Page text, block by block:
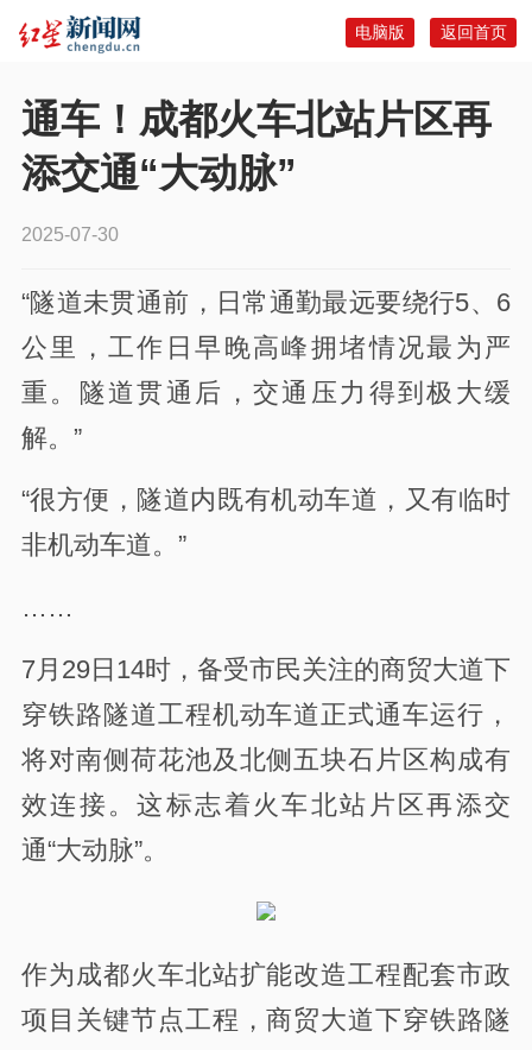
返回首页
电脑版
通车！成都火车北站片区再
添交通“大动脉”
2025-07-30
“隧道未贯通前，日常通勤最远要绕行5、6
公里，工作日早晚高峰拥堵情况最为严
重。隧道贯通后，交通压力得到极大缓
解。”
“很方便，隧道内既有机动车道，又有临时
非机动车道。”
……
7月29日14时，备受市民关注的商贸大道下
穿铁路隧道工程机动车道正式通车运行，
将对南侧荷花池及北侧五块石片区构成有
效连接。这标志着火车北站片区再添交
通“大动脉”。
作为成都火车北站扩能改造工程配套市政
项目关键节点工程，商贸大道下穿铁路隧